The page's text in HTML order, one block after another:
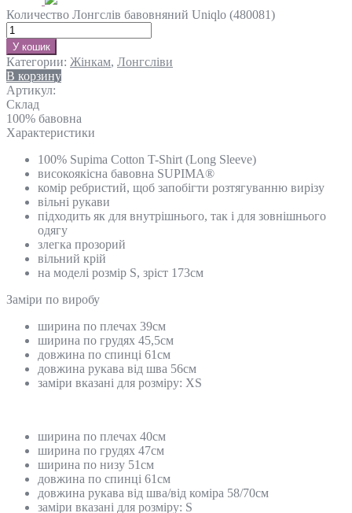
Количество Лонгслів бавовняний Uniqlo (480081)
У кошик
Категории: Жінкам, Лонгсліви
В корзину
Артикул:
Склад
100% бавовна
Характеристики
100% Supima Cotton T-Shirt (Long Sleeve)
високоякісна бавовна SUPIMA®
комір ребристий, щоб запобігти розтягуванню вирізу
вільні рукави
підходить як для внутрішнього, так і для зовнішнього
одягу
злегка прозорий
вільний крій
на моделі розмір S, зріст 173см
Замiри по виробу
ширина по плечах 39см
ширина по грудях 45,5см
довжина по спинці 61см
довжина рукава від шва 56см
заміри вказані для розміру: XS
ширина по плечах 40см
ширина по грудях 47см
ширина по низу 51см
довжина по спинці 61см
довжина рукава від шва/від коміра 58/70см
заміри вказані для розміру: S